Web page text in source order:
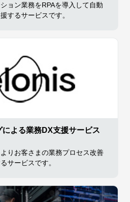
ョン業務をRPAを導入して自動
するサービスです。
よる業務DX支援サービス
りお客さまの業務プロセス改善
サービスです。